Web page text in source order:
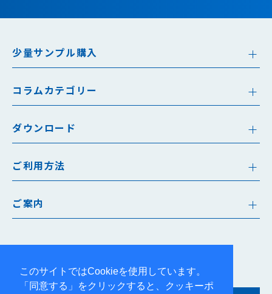
このサイトではCookieを使用しています。
「同意する」をクリックすると、クッキーポ
少量サンプル購入
コラムカテゴリー
ダウンロード
ご利用方法
ご案内